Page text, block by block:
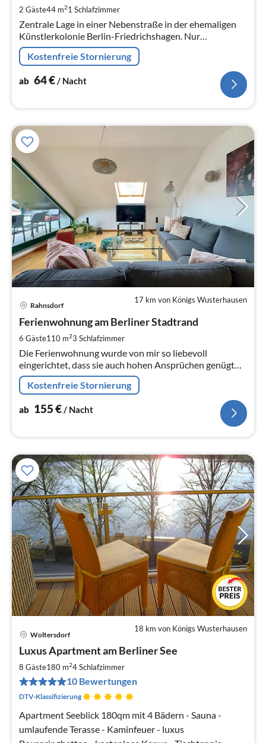
2 Gäste44 m21 Schlafzimmer
Zentrale Lage in einer Nebenstraße in der ehemaligen
Künstlerkolonie Berlin-Friedrichshagen. Nur
Fußminuten zu Wald, Müggelsee und S-Bahn
Kostenfreie Stornierung
ab 64€ / Nacht
17 km von Königs Wusterhausen
Rahnsdorf
Ferienwohnung am Berliner Stadtrand
6 Gäste110 m23 Schlafzimmer
Die Ferienwohnung wurde von mir so liebevoll
eingerichtet, dass sie auch hohen Ansprüchen genügt
und meine Gäste in ihrem wohlverdienten Urlaub ein
ansprechendes Umfeld vorfinden.
Kostenfreie Stornierung
ab 155€/ Nacht
18 km von Königs Wusterhausen
Woltersdorf
Luxus Apartment am Berliner See
8 Gäste180 m24Schlafzimmer
10 Bewertungen
DTV-Klassifizierung
Apartment Seeblick 180qm mit 4 Bädern - Sauna -
umlaufende Terasse - Kaminfeuer - luxus